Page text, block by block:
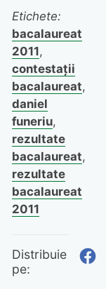
Etichete:
bacalaureat
2011,
contestaţii
bacalaureat,
daniel
funeriu,
rezultate
bacalaureat,
rezultate
bacalaureat
2011
Distribuie
pe: